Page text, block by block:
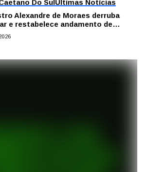
Do SulÚltimas Notícias
Alexandre de Moraes derruba
e restabelece andamento de
processante contra vereador